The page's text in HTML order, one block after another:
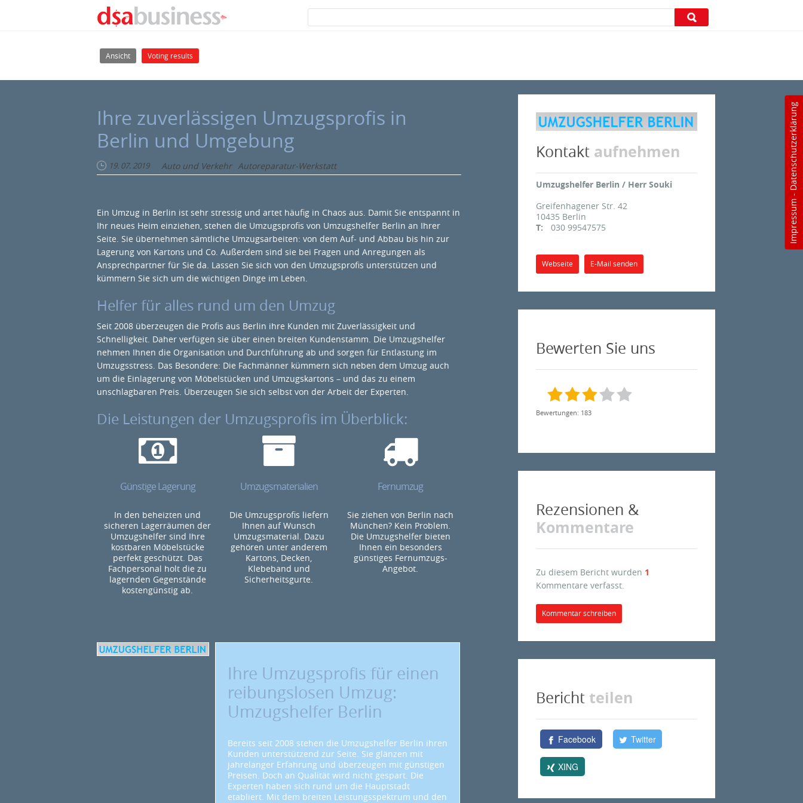
Impressum
-
Datenschutzerklärung
Haupt-Reiter
Ansicht (aktiver Reiter)
Voting results
Ihre zuverlässigen Umzugsprofis in
Berlin und Umgebung
19. 07. 2019 Auto und Verkehr Autoreparatur-Werkstatt
Ein Umzug in Berlin ist sehr stressig und artet häufig in Chaos aus. Damit Sie entspannt in
Ihr neues Heim einziehen, stehen die Umzugsprofis von Umzugshelfer Berlin an Ihrer
Seite. Sie übernehmen sämtliche Umzugsarbeiten: von dem Auf- und Abbau bis hin zur
Lagerung von Kartons und Co. Außerdem sind sie bei Fragen und Anregungen als
Ansprechpartner für Sie da. Lassen Sie sich von den Umzugsprofis unterstützen und
kümmern Sie sich um die wichtigen Dinge im Leben.
Helfer für alles rund um den Umzug
Seit 2008 überzeugen die Profis aus Berlin ihre Kunden mit Zuverlässigkeit und
Schnelligkeit. Daher verfügen sie über einen breiten Kundenstamm. Die Umzugshelfer
nehmen Ihnen die Organisation und Durchführung ab und sorgen für Entlastung im
Umzugsstress. Das Besondere: Die Fachmänner kümmern sich neben dem Umzug auch
um die Einlagerung von Möbelstücken und Umzugskartons – und das zu einem
unschlagbaren Preis. Überzeugen Sie sich selbst von der Arbeit der Experten.
Die Leistungen der Umzugsprofis im Überblick:
Günstige Lagerung
In den beheizten und
sicheren Lagerräumen der
Umzugshelfer sind Ihre
kostbaren Möbelstücke
perfekt geschützt. Das
Fachpersonal holt die zu
lagernden Gegenstände
kostengünstig ab.
Umzugsmaterialien
Die Umzugsprofis liefern
Ihnen auf Wunsch
Umzugsmaterial. Dazu
gehören unter anderem
Kartons, Decken,
Klebeband und
Sicherheitsgurte.
Fernumzug
Sie ziehen von Berlin nach
München? Kein Problem.
Die Umzugshelfer bieten
Ihnen ein besonders
günstiges Fernumzugs-
Angebot.
Ihre Umzugsprofis für einen
reibungslosen Umzug:
Umzugshelfer Berlin
Bereits seit 2008 stehen die Umzugshelfer Berlin ihren
Kunden unterstützend zur Seite. Sie glänzen mit
jahrelanger Erfahrung und überzeugen mit günstigen
Preisen. Doch an Qualität wird nicht gespart. Die
Experten haben sich rund um die Hauptstadt
etabliert. Mit dem breiten Leistungsspektrum und den
Kontakt aufnehmen
Umzugshelfer Berlin / Herr Souki
Greifenhagener Str. 42
10435 Berlin
T:
030 99547575
Webseite E-Mail senden
Bewerten Sie uns
Bewertungen: 183
Rezensionen &
Kommentare
Zu diesem Bericht wurden 1
Kommentare verfasst.
Kommentar schreiben
Bericht teilen
Facebook Twitter
XING